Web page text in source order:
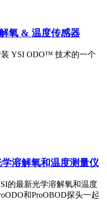
氧 & 温度传感器
YSI ODO™ 技术的一个
溶解氧和温度测量仪
的最新光学溶解氧和温度
和ProOBOD探头一起